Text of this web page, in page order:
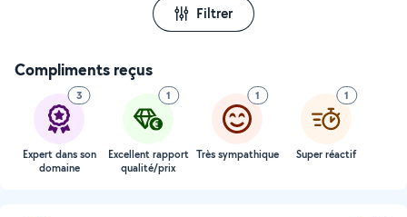
Filtrer
Compliments reçus
3
Expert dans son
domaine
1
Excellent rapport
qualité/prix
1
Très sympathique
1
Super réactif